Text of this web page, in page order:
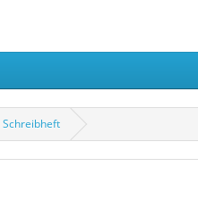
Schreibheft